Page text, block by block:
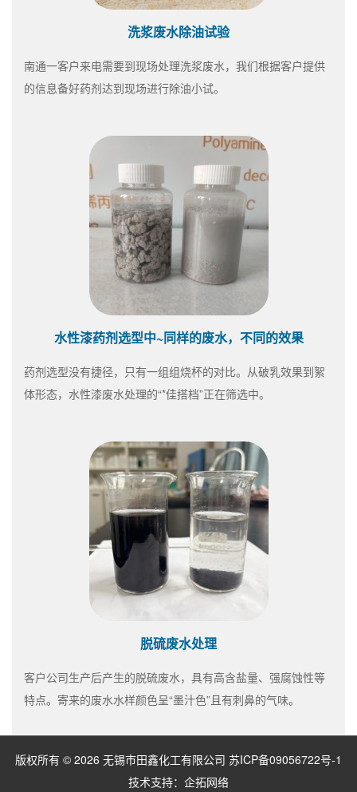
洗浆废水除油试验
南通一客户来电需要到现场处理洗浆废水，我们根据客户提供
的信息备好药剂达到现场进行除油小试。
水性漆药剂选型中~同样的废水，不同的效果
药剂选型没有捷径，只有一组组烧杯的对比。从破乳效果到絮
体形态，水性漆废水处理的“*佳搭档”正在筛选中。
脱硫废水处理
客户公司生产后产生的脱硫废水，具有高含盐量、强腐蚀性等
特点。寄来的废水水样颜色呈“墨汁色”且有刺鼻的气味。
版权所有 © 2026 无锡市田鑫化工有限公司 苏ICP备09056722号-1
技术支持： 企拓网络